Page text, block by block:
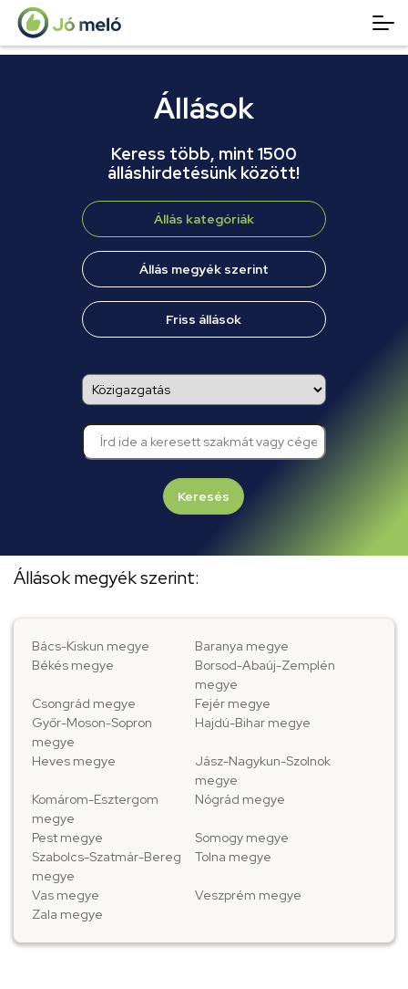
Állások
Keress több, mint 1500
álláshirdetésünk között!
Állás kategóriák
Állás megyék szerint
Friss állások
Keresés
Állások megyék szerint:
Bács-Kiskun megye
Baranya megye
Békés megye
Borsod-Abaúj-Zemplén
megye
Csongrád megye
Fejér megye
Győr-Moson-Sopron
megye
Hajdú-Bihar megye
Heves megye
Jász-Nagykun-Szolnok
megye
Komárom-Esztergom
megye
Nógrád megye
Pest megye
Somogy megye
Szabolcs-Szatmár-Bereg
megye
Tolna megye
Vas megye
Veszprém megye
Zala megye